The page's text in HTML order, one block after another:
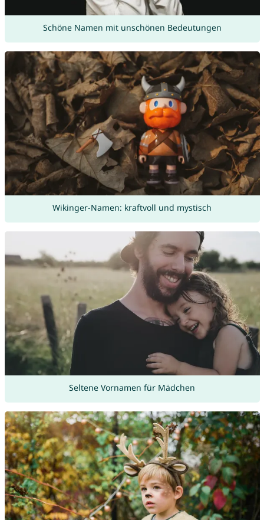
Schöne Namen mit unschönen Bedeutungen
Wikinger-Namen: kraftvoll und mystisch
Seltene Vornamen für Mädchen